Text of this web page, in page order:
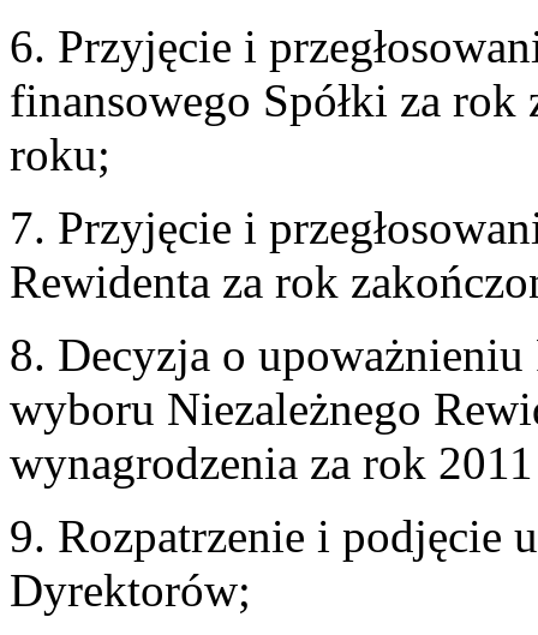
6. Przyjęcie i
finansowego Spółki za
roku;
7. Przyjęcie i
Rewidenta za rok
8. Decyzja o
wyboru Niezależnego
wynagrodzenia za rok
9. Rozpatrzenie i podjęcie
Dyrektorów;